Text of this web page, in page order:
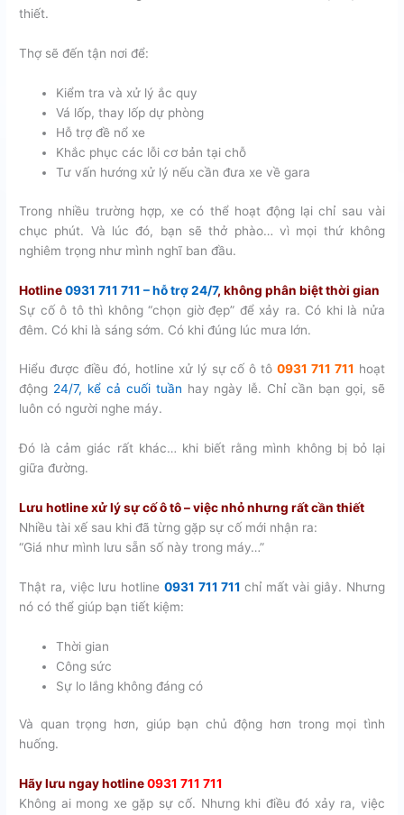
thiết.
Thợ sẽ đến tận nơi để:
Kiểm tra và xử lý ắc quy
Vá lốp, thay lốp dự phòng
Hỗ trợ đề nổ xe
Khắc phục các lỗi cơ bản tại chỗ
Tư vấn hướng xử lý nếu cần đưa xe về gara
Trong nhiều trường hợp, xe có thể hoạt động lại chỉ sau vài
chục phút. Và lúc đó, bạn sẽ thở phào… vì mọi thứ không
nghiêm trọng như mình nghĩ ban đầu.
Hotline0931 711 711 – hỗ trợ 24/7, không phân biệt thời gian
Sự cố ô tô thì không “chọn giờ đẹp” để xảy ra. Có khi là nửa
đêm. Có khi là sáng sớm. Có khi đúng lúc mưa lớn.
Hiểu được điều đó, hotline xử lý sự cố ô tô0931 711 711 hoạt
động 24/7, kể cả cuối tuần hay ngày lễ. Chỉ cần bạn gọi, sẽ
luôn có người nghe máy.
Đó là cảm giác rất khác… khi biết rằng mình không bị bỏ lại
giữa đường.
Lưu hotline xử lý sự cố ô tô – việc nhỏ nhưng rất cần thiết
Nhiều tài xế sau khi đã từng gặp sự cố mới nhận ra:
“Giá như mình lưu sẵn số này trong máy…”
Thật ra, việc lưu hotline 0931 711 711 chỉ mất vài giây. Nhưng
nó có thể giúp bạn tiết kiệm:
Thời gian
Công sức
Sự lo lắng không đáng có
Và quan trọng hơn, giúp bạn chủ động hơn trong mọi tình
huống.
Hãy lưu ngay hotline0931 711 711
Không ai mong xe gặp sự cố. Nhưng khi điều đó xảy ra, việc